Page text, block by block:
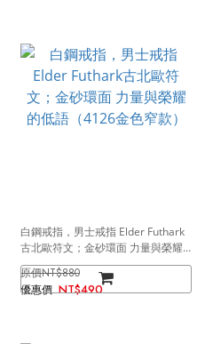
白鋼戒指，男士戒指 Elder Futhark
古北歐符文；金砂環面 力量與榮耀
的低語（4126金色窄款）
NT$880
NT$490